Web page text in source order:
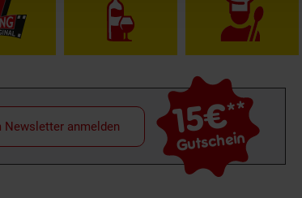
15€**
Gutschein
Newsletter anmelden